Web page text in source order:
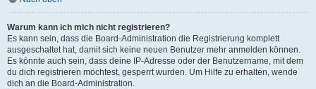
Warum kann ich mich nicht registrieren?
Es kann sein, dass die Board-Administration die Registrierung komplett
ausgeschaltet hat, damit sich keine neuen Benutzer mehr anmelden können.
Es könnte auch sein, dass deine IP-Adresse oder der Benutzername, mit dem
du dich registrieren möchtest, gesperrt wurden. Um Hilfe zu erhalten, wende
dich an die Board-Administration.